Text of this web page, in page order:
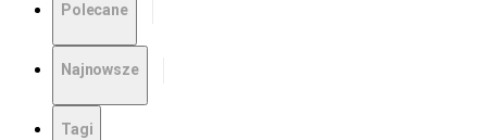
Polecane
Najnowsze
Tagi